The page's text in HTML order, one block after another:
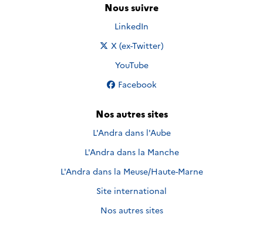
Nous suivre
Nous suivre sur
LinkedIn
Nous suivre sur
X (ex-Twitter)
Nous suivre sur
YouTube
Nous suivre sur
Facebook
Nos autres sites
L'Andra dans l'Aube
L'Andra dans la Manche
L'Andra dans la Meuse/Haute-Marne
Site international
Nos autres sites